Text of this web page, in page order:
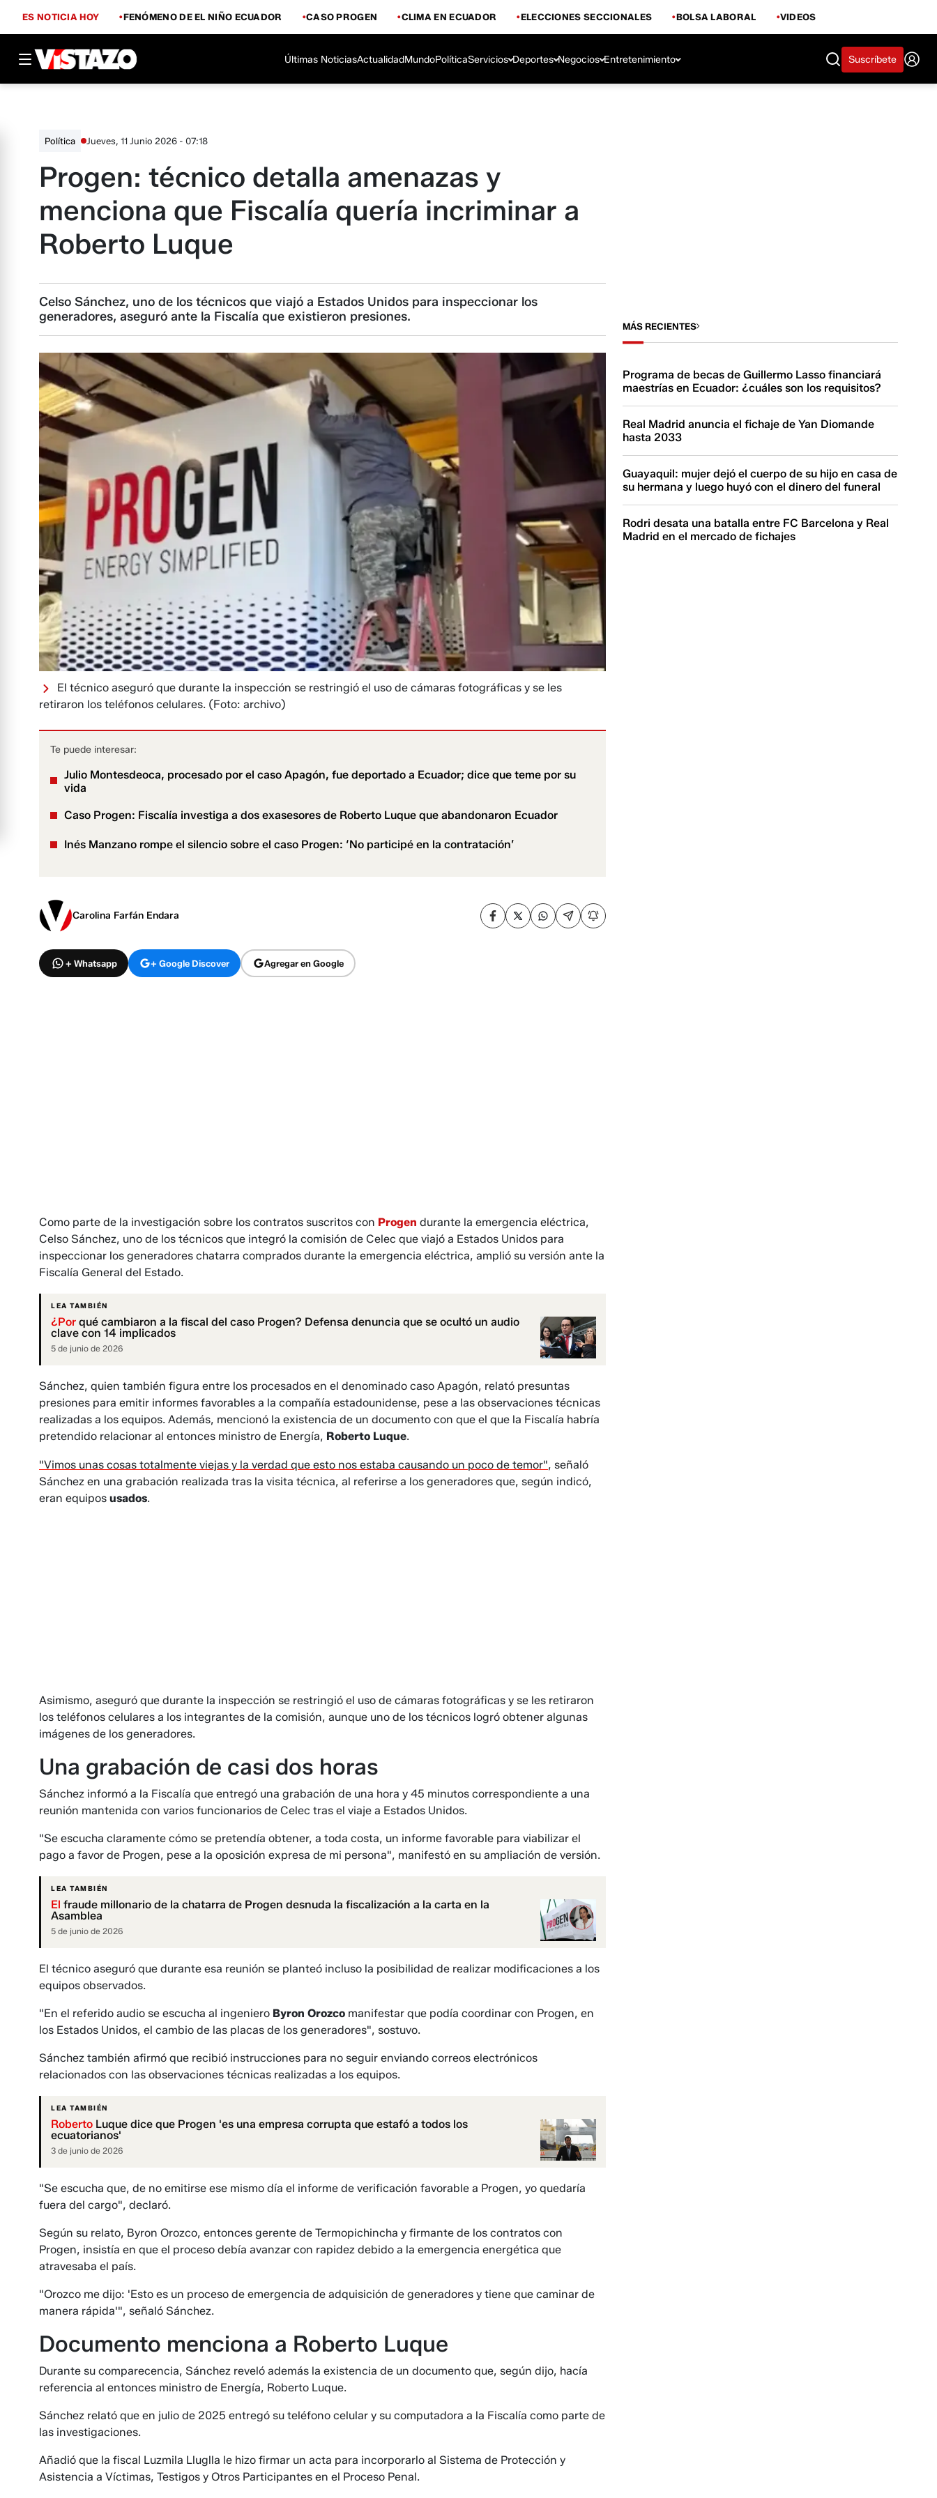
ES NOTICIA HOY FENÓMENO DE EL NIÑO ECUADOR CASO PROGEN CLIMA EN ECUADOR ELECCIONES SECCIONALES BOLSA LABORAL VIDEOS
Últimas NoticiasActualidadMundoPolíticaServicios Deportes Negocios Entretenimiento Suscríbete
Política Jueves, 11 Junio 2026 - 07:18
Progen: técnico detalla amenazas y
menciona que Fiscalía quería incriminar a
Roberto Luque
Celso Sánchez, uno de los técnicos que viajó a Estados Unidos para inspeccionar los
generadores, aseguró ante la Fiscalía que existieron presiones.
El técnico aseguró que durante la inspección se restringió el uso de cámaras fotográficas y se les
retiraron los teléfonos celulares. (Foto: archivo)
Te puede interesar:
Julio Montesdeoca, procesado por el caso Apagón, fue deportado a Ecuador; dice que teme por su
vida
Caso Progen: Fiscalía investiga a dos exasesores de Roberto Luque que abandonaron Ecuador
Inés Manzano rompe el silencio sobre el caso Progen: ‘No participé en la contratación’
Carolina Farfán Endara
+ Whatsapp + Google Discover Agregar en Google
Como parte de la investigación sobre los contratos suscritos con Progen durante la emergencia eléctrica,
Celso Sánchez, uno de los técnicos que integró la comisión de Celec que viajó a Estados Unidos para
inspeccionar los generadores chatarra comprados durante la emergencia eléctrica, amplió su versión ante la
Fiscalía General del Estado.
LEA TAMBIÉN
¿Por qué cambiaron a la fiscal del caso Progen? Defensa denuncia que se ocultó un audio
clave con 14 implicados
5 de junio de 2026
Sánchez, quien también figura entre los procesados en el denominado caso Apagón, relató presuntas
presiones para emitir informes favorables a la compañía estadounidense, pese a las observaciones técnicas
realizadas a los equipos. Además, mencionó la existencia de un documento con que el que la Fiscalía habría
pretendido relacionar al entonces ministro de Energía, Roberto Luque.
"Vimos unas cosas totalmente viejas y la verdad que esto nos estaba causando un poco de temor", señaló
Sánchez en una grabación realizada tras la visita técnica, al referirse a los generadores que, según indicó,
eran equipos usados.
Asimismo, aseguró que durante la inspección se restringió el uso de cámaras fotográficas y se les retiraron
los teléfonos celulares a los integrantes de la comisión, aunque uno de los técnicos logró obtener algunas
imágenes de los generadores.
Una grabación de casi dos horas
Sánchez informó a la Fiscalía que entregó una grabación de una hora y 45 minutos correspondiente a una
reunión mantenida con varios funcionarios de Celec tras el viaje a Estados Unidos.
"Se escucha claramente cómo se pretendía obtener, a toda costa, un informe favorable para viabilizar el
pago a favor de Progen, pese a la oposición expresa de mi persona", manifestó en su ampliación de versión.
LEA TAMBIÉN
El fraude millonario de la chatarra de Progen desnuda la fiscalización a la carta en la
Asamblea
5 de junio de 2026
El técnico aseguró que durante esa reunión se planteó incluso la posibilidad de realizar modificaciones a los
equipos observados.
"En el referido audio se escucha al ingeniero Byron Orozco manifestar que podía coordinar con Progen, en
los Estados Unidos, el cambio de las placas de los generadores", sostuvo.
Sánchez también afirmó que recibió instrucciones para no seguir enviando correos electrónicos
relacionados con las observaciones técnicas realizadas a los equipos.
LEA TAMBIÉN
Roberto Luque dice que Progen 'es una empresa corrupta que estafó a todos los
ecuatorianos'
3 de junio de 2026
"Se escucha que, de no emitirse ese mismo día el informe de verificación favorable a Progen, yo quedaría
fuera del cargo", declaró.
Según su relato, Byron Orozco, entonces gerente de Termopichincha y firmante de los contratos con
Progen, insistía en que el proceso debía avanzar con rapidez debido a la emergencia energética que
atravesaba el país.
"Orozco me dijo: 'Esto es un proceso de emergencia de adquisición de generadores y tiene que caminar de
manera rápida'", señaló Sánchez.
Documento menciona a Roberto Luque
Durante su comparecencia, Sánchez reveló además la existencia de un documento que, según dijo, hacía
referencia al entonces ministro de Energía, Roberto Luque.
Sánchez relató que en julio de 2025 entregó su teléfono celular y su computadora a la Fiscalía como parte de
las investigaciones.
Añadió que la fiscal Luzmila Lluglla le hizo firmar un acta para incorporarlo al Sistema de Protección y
Asistencia a Víctimas, Testigos y Otros Participantes en el Proceso Penal.
MÁS RECIENTES
Programa de becas de Guillermo Lasso financiará
maestrías en Ecuador: ¿cuáles son los requisitos?
Real Madrid anuncia el fichaje de Yan Diomande
hasta 2033
Guayaquil: mujer dejó el cuerpo de su hijo en casa de
su hermana y luego huyó con el dinero del funeral
Rodri desata una batalla entre FC Barcelona y Real
Madrid en el mercado de fichajes